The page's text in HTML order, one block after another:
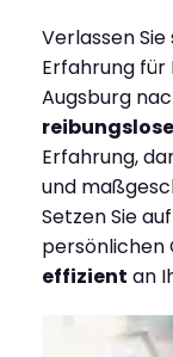
Verlassen
Erfahrung für
Augsburg
Erfahrung,
und
Setzen Sie
persönlichen
effizient an